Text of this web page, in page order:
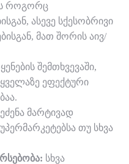
როგორც
ასევე სქესობრივი
მათ შორის აივ/
შემთხვევაში,
ეფექტური
მარტივად
თუ სხვა
სხვა